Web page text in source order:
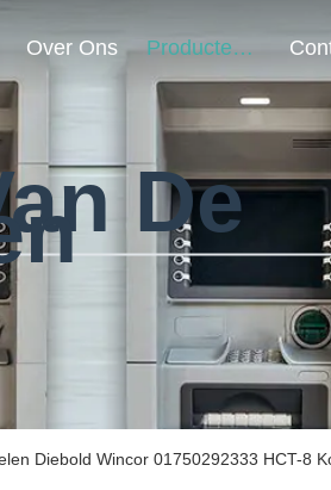
Over Ons Producten
De
Diebold Wincor 01750292333 HCT-8